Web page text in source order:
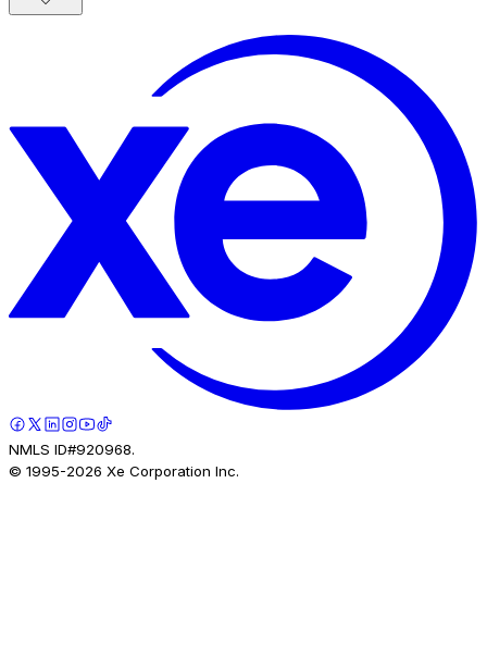
NMLS ID#920968.
© 1995-2026 Xe Corporation Inc.